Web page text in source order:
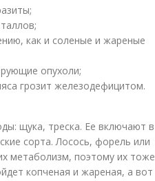
как и соленые и жареные
опухоли;
грозит железодефицитом.
щука, треска. Ее включают в
сорта. Лосось, форель или
метаболизм, поэтому их тоже
копченая и жареная, а вот